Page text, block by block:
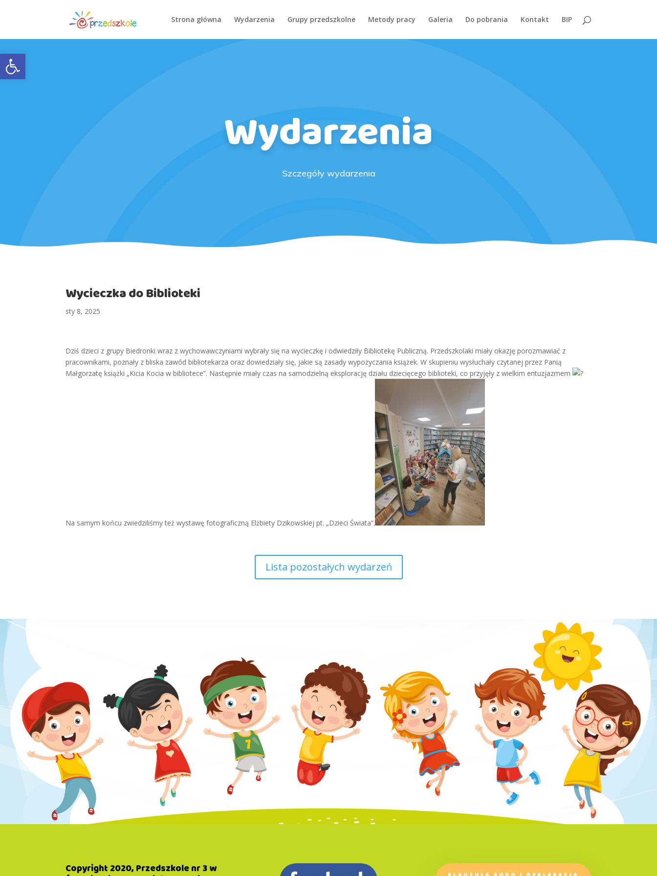
Open toolbar
Strona główna Wydarzenia Grupy przedszkolne Metody pracy Galeria Do pobrania Kontakt BIP
Wydarzenia
Szczegóły wydarzenia
Wycieczka do Biblioteki
sty 8, 2025
Dziś dzieci z grupy Biedronki wraz z wychowawczyniami wybrały się na wycieczkę i odwiedziły Bibliotekę Publiczną. Przedszkolaki miały okazję porozmawiać z
pracownikami, poznały z bliska zawód bibliotekarza oraz dowiedziały się, jakie są zasady wypożyczania książek. W skupieniu wysłuchały czytanej przez Panią
Małgorzatę książki „Kicia Kocia w bibliotece”. Następnie miały czas na samodzielną eksplorację działu dziecięcego biblioteki, co przyjęły z wielkim entuzjazmem
Na samym końcu zwiedziliśmy też wystawę fotograficzną Elżbiety Dzikowskiej pt. „Dzieci Świata”.
Lista pozostałych wydarzeń
Copyright 2020, Przedszkole nr 3 w